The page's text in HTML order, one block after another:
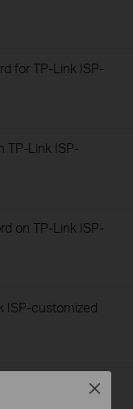
for TP-Link ISP-
TP-Link ISP-
on TP-Link ISP-
ISP-customized
ISP-customized
Close